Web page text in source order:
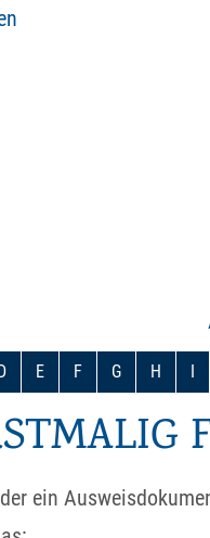
E F G H I
ein